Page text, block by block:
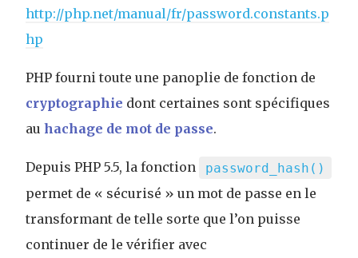
http://php.net/manual/fr/password.constants.p
hp
PHP fourni toute une panoplie de fonction de
cryptographie dont certaines sont spécifiques
au hachage de mot de passe.
Depuis PHP 5.5, la fonction password_hash()
permet de « sécurisé » un mot de passe en le
transformant de telle sorte que l’on puisse
continuer de le vérifier avec